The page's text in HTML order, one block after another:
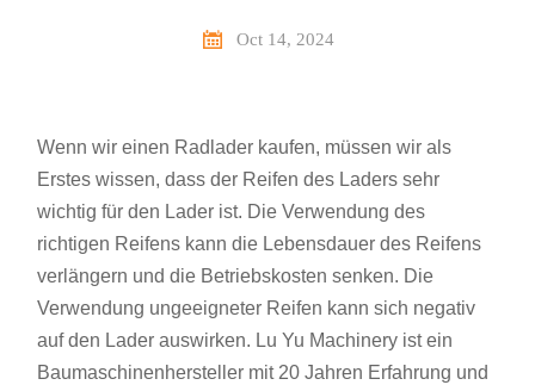
 Oct 14, 2024
Wenn wir einen Radlader kaufen, müssen wir als
Erstes wissen, dass der Reifen des Laders sehr
wichtig für den Lader ist. Die Verwendung des
richtigen Reifens kann die Lebensdauer des Reifens
verlängern und die Betriebskosten senken. Die
Verwendung ungeeigneter Reifen kann sich negativ
auf den Lader auswirken. Lu Yu Machinery ist ein
Baumaschinenhersteller mit 20 Jahren Erfahrung und